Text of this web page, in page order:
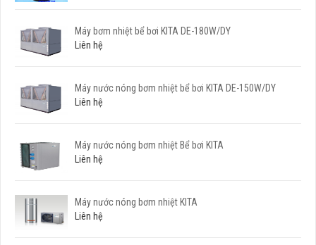
Máy bơm nhiệt bể bơi KITA DE-180W/DY
Liên hệ
Máy nước nóng bơm nhiệt bể bơi KITA DE-150W/DY
Liên hệ
Máy nước nóng bơm nhiệt Bể bơi KITA
Liên hệ
Máy nước nóng bơm nhiệt KITA
Liên hệ